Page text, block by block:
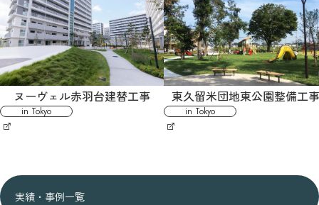
ヌーヴェル赤羽台建替工事
in tokyo
東久留米団地東公園整備工事
in tokyo
実績・事例一覧